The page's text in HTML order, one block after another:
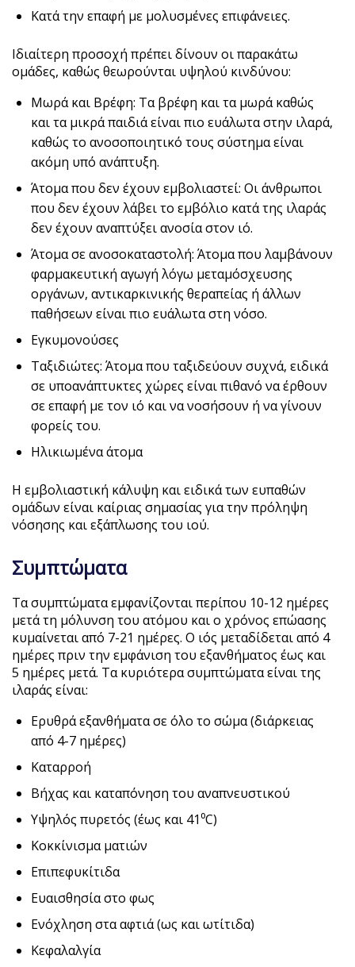
Κατά την επαφή με μολυσμένες επιφάνειες.
Ιδιαίτερη προσοχή πρέπει δίνουν οι παρακάτω
ομάδες, καθώς θεωρούνται υψηλού κινδύνου:
Μωρά και Βρέφη: Τα βρέφη και τα μωρά καθώς
και τα μικρά παιδιά είναι πιο ευάλωτα στην ιλαρά,
καθώς το ανοσοποιητικό τους σύστημα είναι
ακόμη υπό ανάπτυξη.
Άτομα που δεν έχουν εμβολιαστεί: Οι άνθρωποι
που δεν έχουν λάβει το εμβόλιο κατά της ιλαράς
δεν έχουν αναπτύξει ανοσία στον ιό.
Άτομα σε ανοσοκαταστολή: Άτομα που λαμβάνουν
φαρμακευτική αγωγή λόγω μεταμόσχευσης
οργάνων, αντικαρκινικής θεραπείας ή άλλων
παθήσεων είναι πιο ευάλωτα στη νόσο.
Εγκυμονούσες
Ταξιδιώτες: Άτομα που ταξιδεύουν συχνά, ειδικά
σε υποανάπτυκτες χώρες είναι πιθανό να έρθουν
σε επαφή με τον ιό και να νοσήσουν ή να γίνουν
φορείς του.
Ηλικιωμένα άτομα
Η εμβολιαστική κάλυψη και ειδικά των ευπαθών
ομάδων είναι καίριας σημασίας για την πρόληψη
νόσησης και εξάπλωσης του ιού.
Συμπτώματα
Τα συμπτώματα εμφανίζονται περίπου 10-12 ημέρες
μετά τη μόλυνση του ατόμου και ο χρόνος επώασης
κυμαίνεται από 7-21 ημέρες. Ο ιός μεταδίδεται από 4
ημέρες πριν την εμφάνιση του εξανθήματος έως και
5 ημέρες μετά. Τα κυριότερα συμπτώματα είναι της
ιλαράς είναι:
Ερυθρά εξανθήματα σε όλο το σώμα (διάρκειας
από 4-7 ημέρες)
Καταρροή
Βήχας και καταπόνηση του αναπνευστικού
Υψηλός πυρετός (έως και 41⁰C)
Κοκκίνισμα ματιών
Επιπεφυκίτιδα
Ευαισθησία στο φως
Ενόχληση στα αφτιά (ως και ωτίτιδα)
Κεφαλαλγία